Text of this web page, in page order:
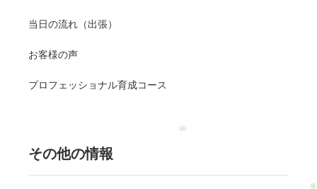
当日の流れ（出張）
お客様の声
プロフェッショナル育成コース
その他の情報